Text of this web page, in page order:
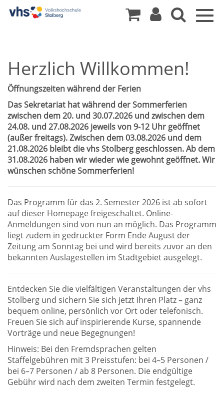
Herzlich Willkommen!
Öffnungszeiten während der Ferien
Das Sekretariat hat während der Sommerferien
zwischen dem 20. und 30.07.2026 und zwischen dem
24.08. und 27.08.2026 jeweils von 9-12 Uhr geöffnet
(außer freitags). Zwischen dem 03.08.2026 und dem
21.08.2026 bleibt die vhs Stolberg geschlossen. Ab dem
31.08.2026 haben wir wieder wie gewohnt geöffnet. Wir
wünschen schöne Sommerferien!
Das Programm für das 2. Semester 2026 ist ab sofort
auf dieser Homepage freigeschaltet. Online-
Anmeldungen sind von nun an möglich. Das Programm
liegt zudem in gedruckter Form Ende August der
Zeitung am Sonntag bei und wird bereits zuvor an den
bekannten Auslagestellen im Stadtgebiet ausgelegt.
Entdecken Sie die vielfältigen Veranstaltungen der vhs
Stolberg und sichern Sie sich jetzt Ihren Platz – ganz
bequem online, persönlich vor Ort oder telefonisch.
Freuen Sie sich auf inspirierende Kurse, spannende
Vorträge und neue Begegnungen!
Hinweis: Bei den Fremdsprachen gelten
Staffelgebühren mit 3 Preisstufen: bei 4–5 Personen /
bei 6–7 Personen / ab 8 Personen. Die endgültige
Gebühr wird nach dem zweiten Termin festgelegt.